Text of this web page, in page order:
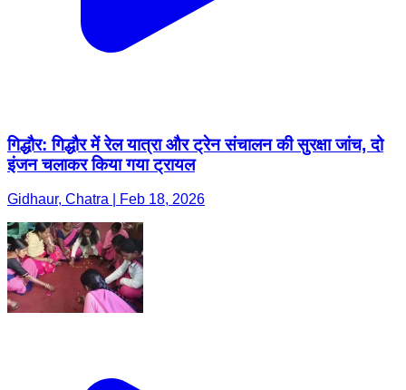
गिद्धौर: गिद्धौर में रेल यात्रा और ट्रेन संचालन की सुरक्षा जांच, दो
इंजन चलाकर किया गया ट्रायल
Gidhaur, Chatra | Feb 18, 2026